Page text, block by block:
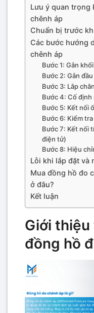
Lưu ý quan trọng
chênh áp
Chuẩn bị trước
Các bước hướng
chênh áp
Bước 1: Gắn
Bước 2: Gắn
Bước 3: Lắp
Bước 4: Cố
Bước 5: Kết nối
Bước 6: Kiểm
Bước 7: Kết nối
điện tử)
Bước 8: Hiệu
Lỗi khi lắp đặt và
Mua đồng hồ đo
ở đâu?
Kết luận
Giới
đồng hồ